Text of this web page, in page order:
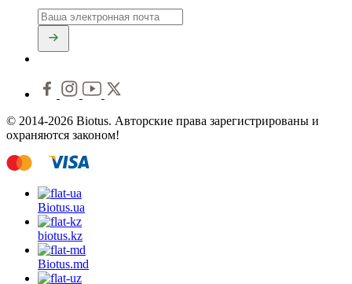
© 2014-2026 Biotus. Авторские права зарегистрированы и
охраняются законом!
Biotus.ua
biotus.kz
Biotus.md